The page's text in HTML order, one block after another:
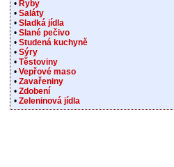
• Ryby
• Saláty
• Sladká jídla
• Slané pečivo
• Studená kuchyně
• Sýry
• Těstoviny
• Vepřové maso
• Zavařeniny
• Zdobení
• Zeleninová jídla